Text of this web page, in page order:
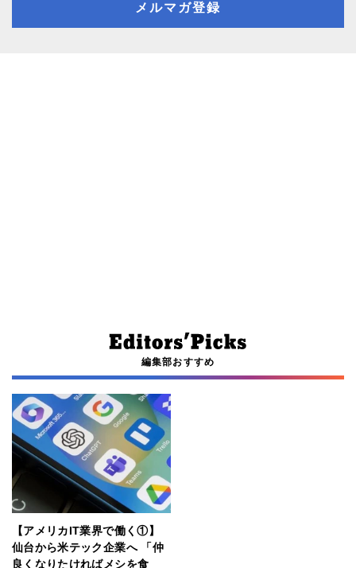
メルマガ登録
編集部おすすめ
【アメリカIT業界で働く①】
仙台から米テック企業へ 「仲
良くなりたければメシを食